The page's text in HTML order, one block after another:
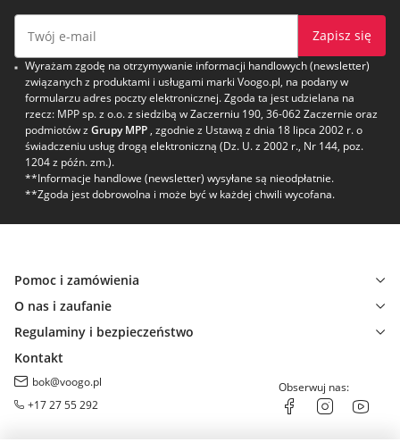
Zapisz się
Wyrażam zgodę na otrzymywanie informacji handlowych (newsletter)
związanych z produktami i usługami marki Voogo.pl, na podany w
formularzu adres poczty elektronicznej. Zgoda ta jest udzielana na
rzecz: MPP sp. z o.o. z siedzibą w Zaczerniu 190, 36-062 Zaczernie oraz
podmiotów z Grupy MPP , zgodnie z Ustawą z dnia 18 lipca 2002 r. o
świadczeniu usług drogą elektroniczną (Dz. U. z 2002 r., Nr 144, poz.
1204 z późn. zm.).
**Informacje handlowe (newsletter) wysyłane są nieodpłatnie.
**Zgoda jest dobrowolna i może być w każdej chwili wycofana.
Pomoc i zamówienia
O nas i zaufanie
Regulaminy i bezpieczeństwo
Kontakt
bok@voogo.pl
+17 27 55 292
Obserwuj nas: